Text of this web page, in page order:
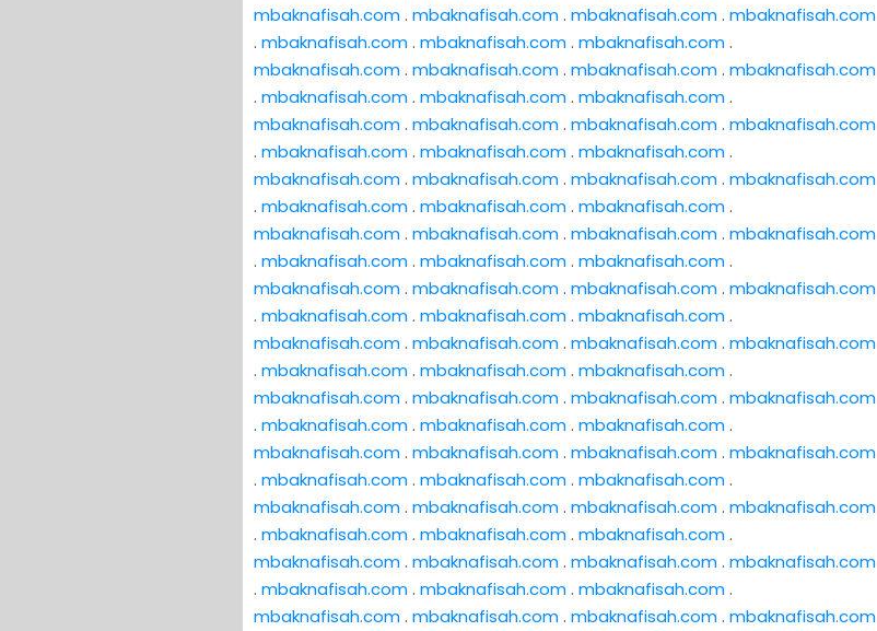
mbaknafisah.com. mbaknafisah.com. mbaknafisah.com. mbaknafisah.com
. mbaknafisah.com. mbaknafisah.com. mbaknafisah.com.
mbaknafisah.com. mbaknafisah.com. mbaknafisah.com. mbaknafisah.com
. mbaknafisah.com. mbaknafisah.com. mbaknafisah.com.
mbaknafisah.com. mbaknafisah.com. mbaknafisah.com. mbaknafisah.com
. mbaknafisah.com. mbaknafisah.com. mbaknafisah.com.
mbaknafisah.com. mbaknafisah.com. mbaknafisah.com. mbaknafisah.com
. mbaknafisah.com. mbaknafisah.com. mbaknafisah.com.
mbaknafisah.com. mbaknafisah.com. mbaknafisah.com. mbaknafisah.com
. mbaknafisah.com. mbaknafisah.com. mbaknafisah.com.
mbaknafisah.com. mbaknafisah.com. mbaknafisah.com. mbaknafisah.com
. mbaknafisah.com. mbaknafisah.com. mbaknafisah.com.
mbaknafisah.com. mbaknafisah.com. mbaknafisah.com. mbaknafisah.com
. mbaknafisah.com. mbaknafisah.com. mbaknafisah.com.
mbaknafisah.com. mbaknafisah.com. mbaknafisah.com. mbaknafisah.com
. mbaknafisah.com. mbaknafisah.com. mbaknafisah.com.
mbaknafisah.com. mbaknafisah.com. mbaknafisah.com. mbaknafisah.com
. mbaknafisah.com. mbaknafisah.com. mbaknafisah.com.
mbaknafisah.com. mbaknafisah.com. mbaknafisah.com. mbaknafisah.com
. mbaknafisah.com. mbaknafisah.com. mbaknafisah.com.
mbaknafisah.com. mbaknafisah.com. mbaknafisah.com. mbaknafisah.com
. mbaknafisah.com. mbaknafisah.com. mbaknafisah.com.
mbaknafisah.com. mbaknafisah.com. mbaknafisah.com. mbaknafisah.com